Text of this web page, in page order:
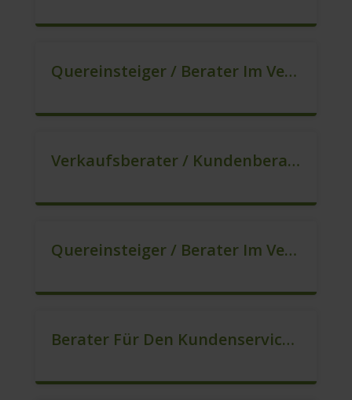
Quereinsteiger / Berater Im Vertrieb In VZ/TZ (m/w/d)
Verkaufsberater / Kundenberater – Ab Sofort (m/w/d)
Quereinsteiger / Berater Im Vertrieb (m/w/d)
Berater Für Den Kundenservice In VZ/TZ (m/w/d)